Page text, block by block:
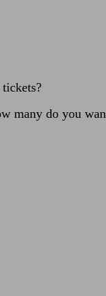
many do you